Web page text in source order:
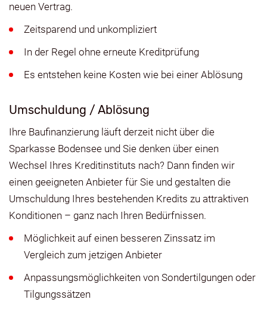
neuen Vertrag.
Zeitsparend und unkompliziert
In der Regel ohne erneute Kreditprüfung
Es entstehen keine Kosten wie bei einer Ablösung
Umschuldung / Ablösung
Ihre Baufinanzierung läuft derzeit nicht über die
Sparkasse Bodensee und Sie denken über einen
Wechsel Ihres Kreditinstituts nach? Dann finden wir
einen geeigneten Anbieter für Sie und gestalten die
Umschuldung Ihres bestehenden Kredits zu attraktiven
Konditionen – ganz nach Ihren Bedürfnissen.
Möglichkeit auf einen besseren Zinssatz im
Vergleich zum jetzigen Anbieter
Anpassungsmöglichkeiten von Sondertilgungen oder
Tilgungssätzen